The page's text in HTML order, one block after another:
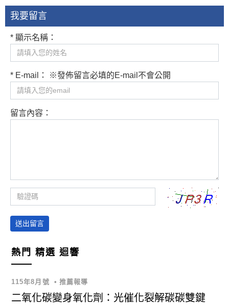
我要留言
* 顯示名稱：
* E-mail： ※發佈留言必填的E-mail不會公開
留言內容：
送出留言
熱門 精選 迴響
115年8月號 • 推薦報導
二氧化碳變身氧化劑：光催化裂解碳碳雙鍵